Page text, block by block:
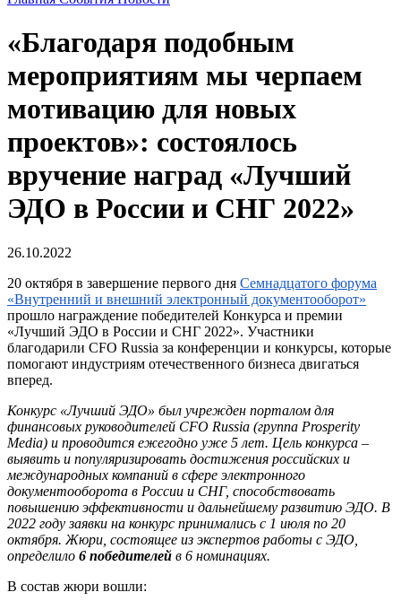
«Благодаря подобным
мероприятиям мы черпаем
мотивацию для новых
проектов»: состоялось
вручение наград «Лучший
ЭДО в России и СНГ 2022»
26.10.2022
20 октября в завершение первого дня Семнадцатого форума
«Внутренний и внешний электронный документооборот»
прошло награждение победителей Конкурса и премии
«Лучший ЭДО в России и СНГ 2022». Участники
благодарили CFO Russia за конференции и конкурсы, которые
помогают индустриям отечественного бизнеса двигаться
вперед.
Конкурс «Лучший ЭДО» был учрежден порталом для
финансовых руководителей CFO Russia (группа Prosperity
Media) и проводится ежегодно уже 5 лет. Цель конкурса –
выявить и популяризировать достижения российских и
международных компаний в сфере электронного
документооборота в России и СНГ, способствовать
повышению эффективности и дальнейшему развитию ЭДО. В
2022 году заявки на конкурс принимались с 1 июля по 20
октября. Жюри, состоящее из экспертов работы с ЭДО,
определило 6 победителей в 6 номинациях.
В состав жюри вошли: